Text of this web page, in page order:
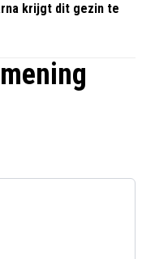
krijgt dit gezin te